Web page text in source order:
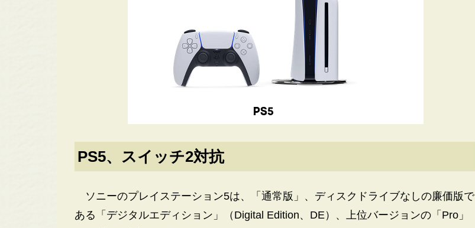
PS5、スイッチ2対抗
ソニーのプレイステーション5は、「通常版」、ディスクドライブなしの廉価版で
ある「デジタルエディション」（Digital Edition、DE）、上位バージョンの「Pro」